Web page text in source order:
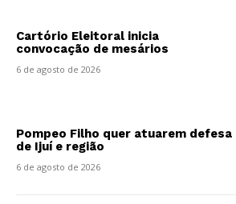
Cartório Eleitoral inicia
convocação de mesários
6 de agosto de 2026
Pompeo Filho quer atuarem defesa
de Ijuí e região
6 de agosto de 2026